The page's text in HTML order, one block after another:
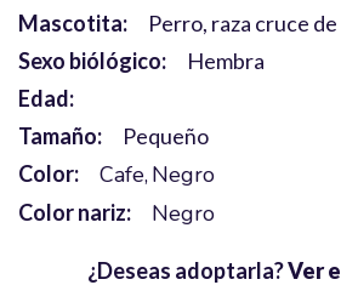
Mascotita:
Perro, raza cruce
Sexo biólógico:
Hembra
Edad:
Tamaño:
Pequeño
Color:
Cafe Negro
Color nariz: Negro
¿Deseas adoptarla?Ver